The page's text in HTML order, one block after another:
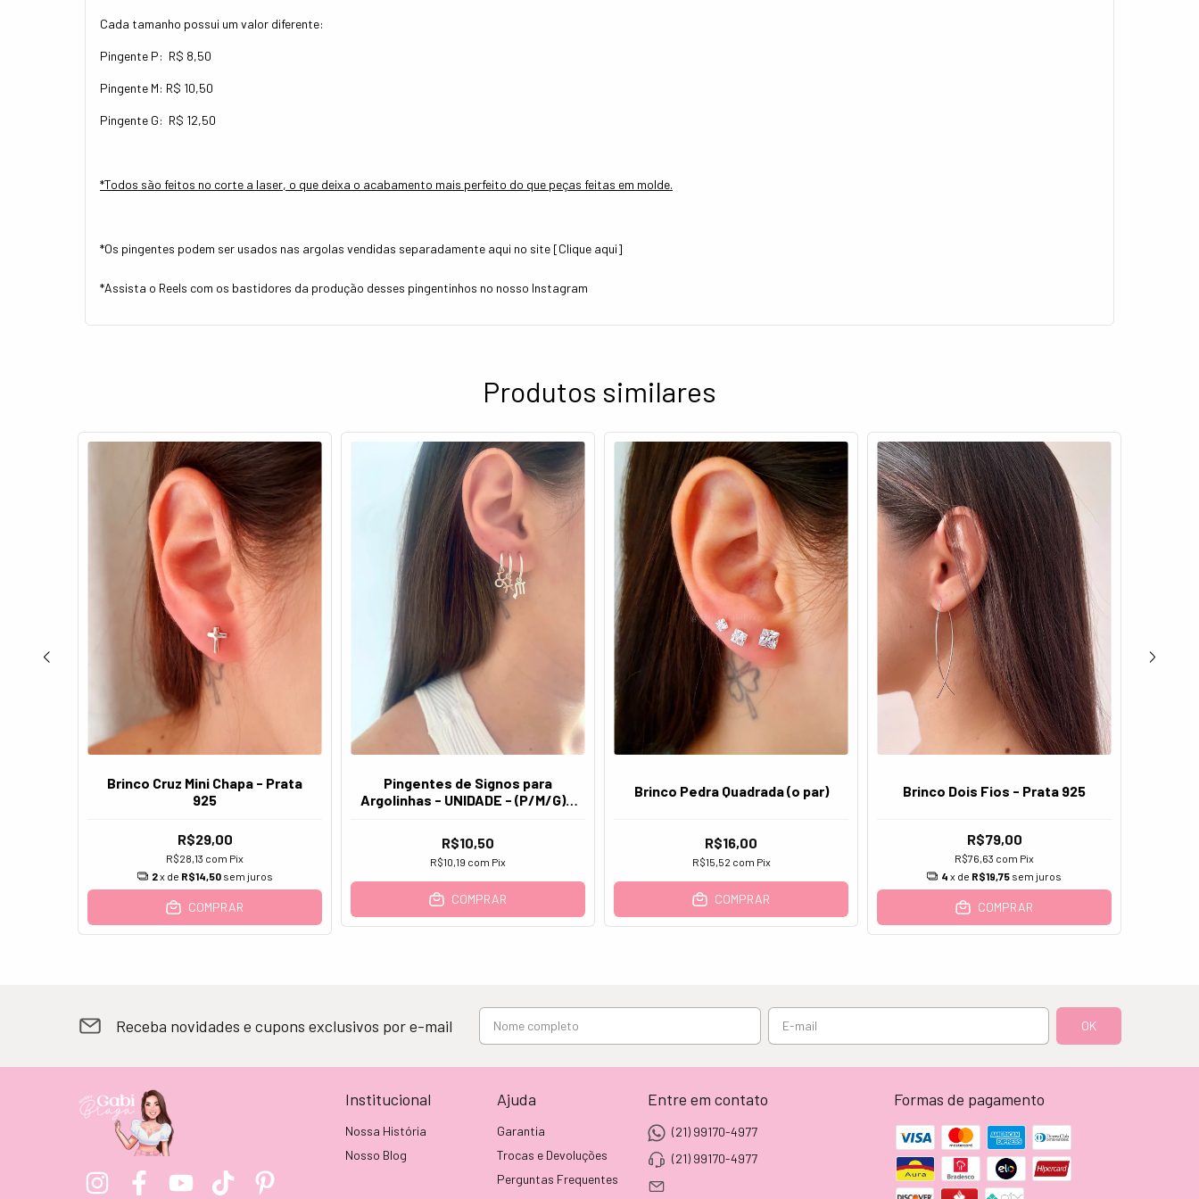
Cada tamanho possui um valor diferente:
Pingente P: R$ 8,50
Pingente M: R$ 10,50
Pingente G: R$ 12,50
*Todos são feitos no corte a laser, o que deixa o acabamento mais perfeito do que peças feitas em molde.
*Os pingentes podem ser usados nas argolas vendidas separadamente aqui no site [Clique aqui]
*Assista o Reels com os bastidores da produção desses pingentinhos no nosso Instagram
Produtos similares
Brinco Cruz Mini Chapa - Prata
925
R$29,00
R$28,13 com Pix
2x de R$14,50 sem juros
COMPRAR
Pingentes de Signos para
Argolinhas - UNIDADE - (P/M/G) -
R$10,50
R$10,19 com Pix
COMPRAR
Brinco Pedra Quadrada (o par)
R$16,00
R$15,52 com Pix
COMPRAR
Brinco Dois Fios - Prata 925
R$79,00
R$76,63 com Pix
4 x de R$19,75 sem juros
COMPRAR
Receba novidades e cupons exclusivos por e-mail
Institucional
Nossa História
Nosso Blog
Ajuda
Garantia
Trocas e Devoluções
Perguntas Frequentes
Entre em contato
(21) 99170-4977
(21) 99170-4977
Formas de pagamento